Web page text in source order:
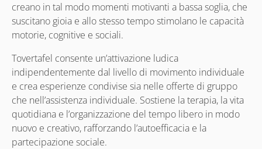
creano in tal modo momenti motivanti a bassa soglia, che
suscitano gioia e allo stesso tempo stimolano le capacità
motorie, cognitive e sociali.
Tovertafel consente un’attivazione ludica
indipendentemente dal livello di movimento individuale
e crea esperienze condivise sia nelle offerte di gruppo
che nell’assistenza individuale. Sostiene la terapia, la vita
quotidiana e l’organizzazione del tempo libero in modo
nuovo e creativo, rafforzando l’autoefficacia e la
partecipazione sociale.